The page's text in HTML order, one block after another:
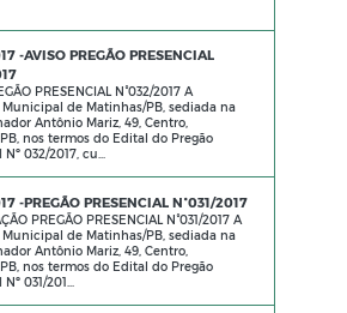
-AVISO PREGÃO PRESENCIAL
PRESENCIAL N°032/2017 A
de Matinhas/PB, sediada na
Antônio Mariz, 49, Centro,
nos termos do Edital do Pregão
032/2017, cu...
-PREGÃO PRESENCIAL N°031/2017
PREGÃO PRESENCIAL N°031/2017 A
de Matinhas/PB, sediada na
Antônio Mariz, 49, Centro,
nos termos do Edital do Pregão
031/201...